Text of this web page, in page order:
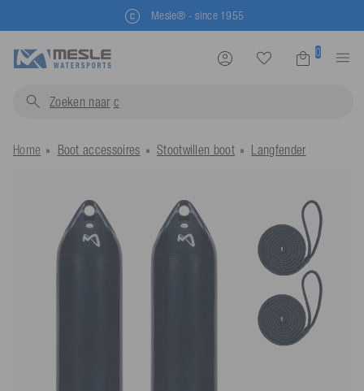
Mesle® - since 1955
0
Zoeken naar zwemves
Home Boot accessoires Stootwillen boot Langfender